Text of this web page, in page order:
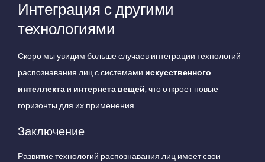
Интеграция с другими
технологиями
Скоро мы увидим больше случаев интеграции технологий
распознавания лиц с системами искусственного
интеллекта и интернета вещей, что откроет новые
горизонты для их применения.
Заключение
Развитие технологий распознавания лиц имеет свои